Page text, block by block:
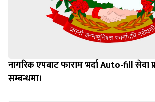
नागरिक एपबाट फाराम भर्दा Auto-fill सेवा
सम्बन्धमा।